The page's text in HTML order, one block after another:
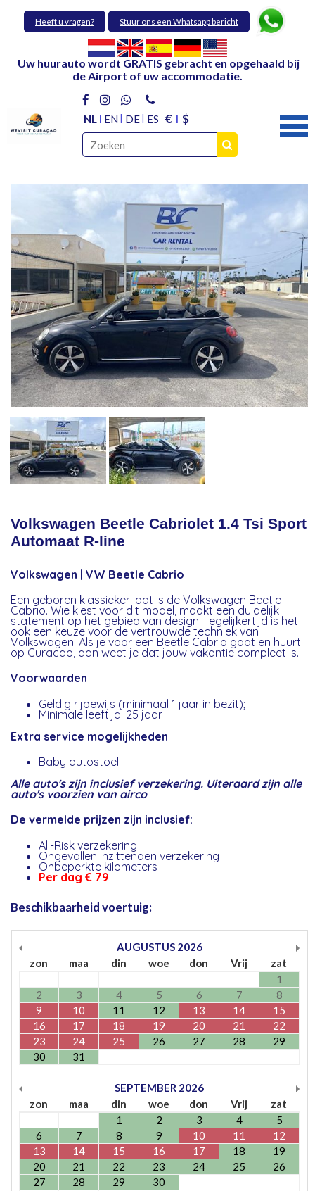
Heeft u vragen? Stuur ons een Whatsapp bericht
Uw huurauto wordt GRATIS gebracht en opgehaald bij
de Airport of uw accommodatie.
NL EN DE ES € $
Volkswagen Beetle Cabriolet 1.4 Tsi Sport
Automaat R-line
Volkswagen | VW Beetle Cabrio
Een geboren klassieker: dat is de Volkswagen Beetle
Cabrio. Wie kiest voor dit model, maakt een duidelijk
statement op het gebied van design. Tegelijkertijd is het
ook een keuze voor de vertrouwde techniek van
Volkswagen. Als je voor een Beetle Cabrio gaat en huurt
op Curacao, dan weet je dat jouw vakantie compleet is.
Voorwaarden
Geldig rijbewijs (minimaal 1 jaar in bezit);
Minimale leeftijd: 25 jaar.
Extra service mogelijkheden
Baby autostoel
Alle auto's zijn inclusief verzekering. Uiteraard zijn alle
auto's voorzien van airco
De vermelde prijzen zijn inclusief:
All-Risk verzekering
Ongevallen Inzittenden verzekering
Onbeperkte kilometers
Per dag € 79
Beschikbaarheid voertuig:
AUGUSTUS 2026
zon
maa din woe don Vrij
zat
1
2
3 4 5 6 7
8
9
10 11 12 13 14
15
16
17 18 19 20 21
22
23
24 25 26 27 28
29
30
31
SEPTEMBER 2026
zon
maa din woe don Vrij
zat
1
2 3 4
5
6
7 8 9 10 11
12
13
14 15 16 17 18
19
20
21 22 23 24 25
26
27
28 29 30